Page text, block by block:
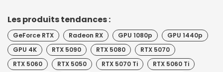
Les produits tendances :
GeForce RTX Radeon RX GPU 1080p
GPU 1440p
GPU 4K
RTX 5090 RTX 5080
RTX 5070
RTX 5060
RTX 5050 RTX 5070 Ti
RTX 5060 Ti